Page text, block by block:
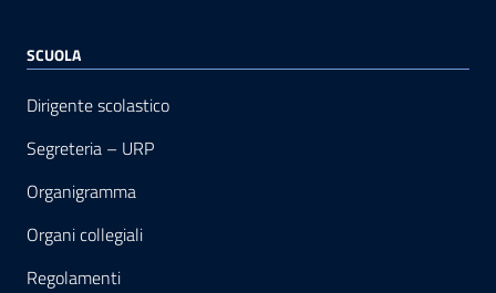
SCUOLA
Dirigente scolastico
Segreteria – URP
Organigramma
Organi collegiali
Regolamenti